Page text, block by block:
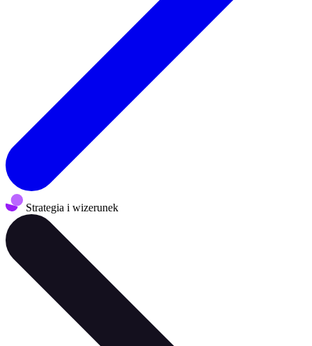
Strategia i wizerunek